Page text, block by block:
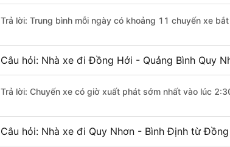
Trả lời: Trung bình mỗi ngày có khoảng 11 chuyến xe
Câu hỏi: Nhà xe đi Đồng Hới - Quảng Bình Quy
Trả lời: Chuyến xe có giờ xuất phát sớm nhất vào lúc
Câu hỏi: Nhà xe đi Quy Nhơn - Bình Định từ